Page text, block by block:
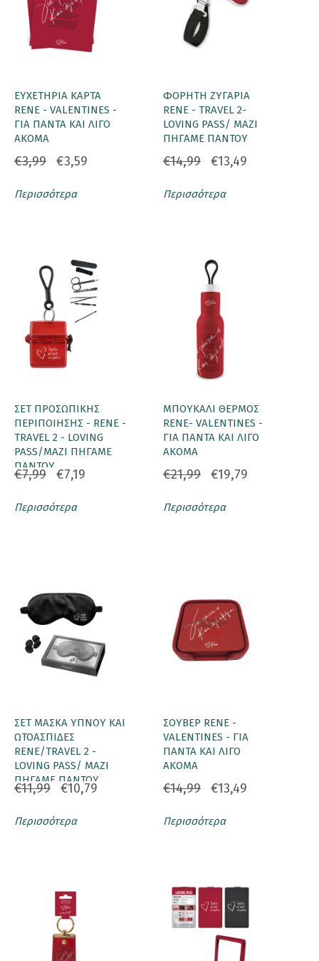
ΕΥΧΕΤΗΡΙΑ ΚΑΡΤΑ
RENE - VALENTINES -
ΓΙΑ ΠΑΝΤΑ ΚΑΙ ΛΙΓΟ
ΑΚΟΜΑ
€3,99 €3,59
Περισσότερα
ΦΟΡΗΤΗ ΖΥΓΑΡΙΑ
RENE - TRAVEL 2-
LOVING PASS/ ΜΑΖΙ
ΠΗΓΑΜΕ ΠΑΝΤΟΥ
€14,99 €13,49
Περισσότερα
ΣΕΤ ΠΡΟΣΩΠΙΚΗΣ
ΠΕΡΙΠΟΙΗΣΗΣ - RENE -
TRAVEL 2 - LOVING
PASS/ΜΑΖΙ ΠΗΓΑΜΕ
ΠΑΝΤΟΥ
€7,99 €7,19
Περισσότερα
ΜΠΟΥΚΑΛΙ ΘΕΡΜΟΣ
RENE- VALENTINES -
ΓΙΑ ΠΑΝΤΑ ΚΑΙ ΛΙΓΟ
ΑΚΟΜΑ
€21,99 €19,79
Περισσότερα
ΣΕΤ ΜΑΣΚΑ ΥΠΝΟΥ ΚΑΙ
ΩΤΟΑΣΠΙΔΕΣ
RENE/TRAVEL 2 -
LOVING PASS/ ΜΑΖΙ
ΠΗΓΑΜΕ ΠΑΝΤΟΥ
€11,99 €10,79
Περισσότερα
ΣΟΥΒΕΡ RENE -
VALENTINES - ΓΙΑ
ΠΑΝΤΑ ΚΑΙ ΛΙΓΟ
ΑΚΟΜΑ
€14,99 €13,49
Περισσότερα